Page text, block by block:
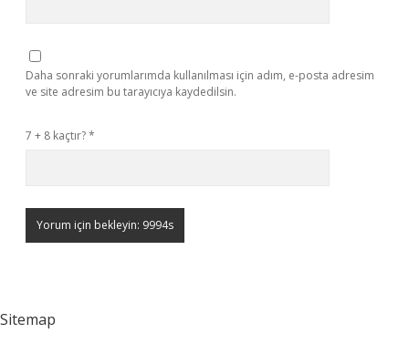
Daha sonraki yorumlarımda kullanılması için adım, e-posta adresim
ve site adresim bu tarayıcıya kaydedilsin.
7 + 8 kaçtır?*
Sitemap